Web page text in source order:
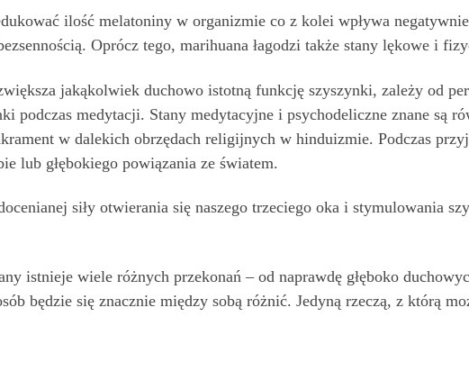
ilość melatoniny w organizmie co z kolei wpływa
Oprócz tego, marihuana łagodzi także stany lękowe i
jakąkolwiek duchowo istotną funkcję szyszynki, zależy od
podczas medytacji. Stany medytacyjne i psychodeliczne znane są
w dalekich obrzędach religijnych w hinduizmie. Podczas
lub głębokiego powiązania ze światem.
siły otwierania się naszego trzeciego oka i stymulowania
istnieje wiele różnych przekonań – od naprawdę głęboko
będzie się znacznie między sobą różnić. Jedyną rzeczą, z którą